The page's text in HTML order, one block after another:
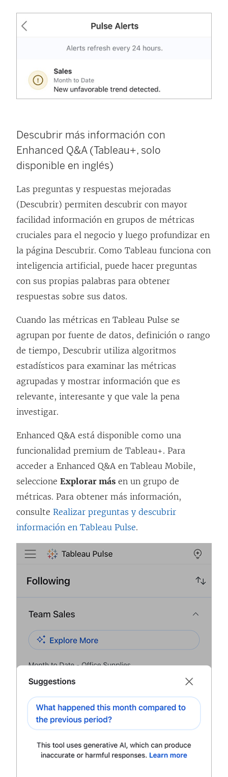
Descubrir más información con
Enhanced Q&A (Tableau+, solo
disponible en inglés)
Las preguntas y respuestas mejoradas
(Descubrir) permiten descubrir con mayor
facilidad información en grupos de métricas
cruciales para el negocio y luego profundizar en
la página Descubrir. Como Tableau funciona con
inteligencia artificial, puede hacer preguntas
con sus propias palabras para obtener
respuestas sobre sus datos.
Cuando las métricas en Tableau Pulse se
agrupan por fuente de datos, definición o rango
de tiempo, Descubrir utiliza algoritmos
estadísticos para examinar las métricas
agrupadas y mostrar información que es
relevante, interesante y que vale la pena
investigar.
Enhanced Q&A está disponible como una
funcionalidad premium de Tableau+. Para
acceder a Enhanced Q&A en Tableau Mobile,
seleccione Explorar más en un grupo de
métricas. Para obtener más información,
consulte Realizar preguntas y descubrir
información en Tableau Pulse.